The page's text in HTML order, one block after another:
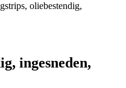
oliebestendig,
ingesneden,